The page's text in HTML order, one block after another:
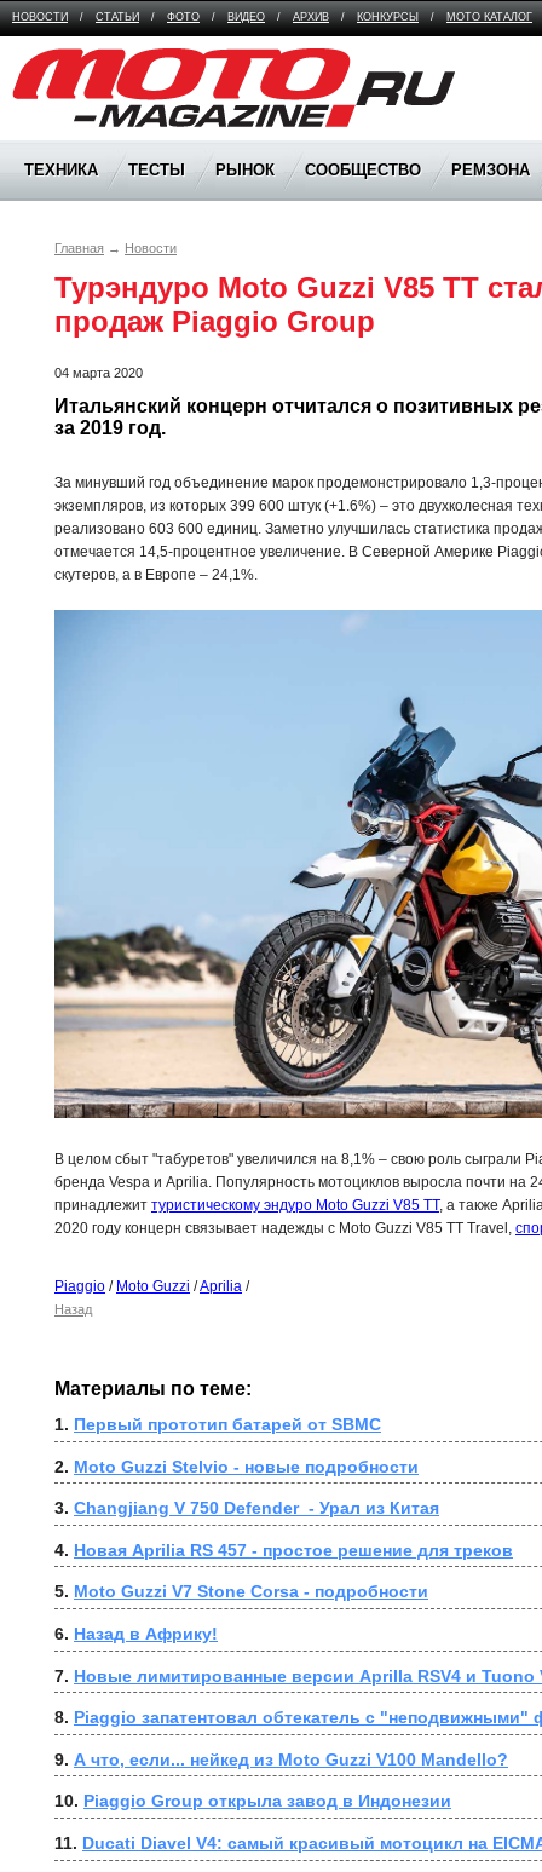
НОВОСТИ / СТАТЬИ / ФОТО / ВИДЕО / АРХИВ / КОНКУРСЫ / МОТО КАТАЛОГ
Moto Magazine
ТЕХНИКА ТЕСТЫ РЫНОК СООБЩЕСТВО РЕМЗОНА
Главная → Новости
Турэндуро Moto Guzzi V85 TT
04 марта 2020
Итальянский концерн отчитался о позитивных
за 2019 год.
За минувший год объединение марок продемонстрировало 1,3-
экземпляров, из которых 399 600 штук (+1.6%) – это двухколесная
реализовано 603 600 единиц. Заметно улучшилась статистика
отмечается 14,5-процентное увеличение. В Северной Америке
скутеров, а в Европе – 24,1%.
В целом сбыт "табуретов" увеличился на 8,1% – свою роль сыграли
бренда Vespa и Aprilia. Популярность мотоциклов выросла почти на
принадлежит туристическому эндуро Moto Guzzi V85 TT, а также
2020 году концерн связывает надежды с Moto Guzzi V85 TT Travel,
Piaggio / Moto Guzzi /Aprilia /
Назад
Материалы по теме:
1. Первый прототип батарей от SBMC
2. Moto Guzzi Stelvio - новые подробности
3. Changjiang V 750 Defender  - Урал из Китая
4. Новая Aprilia RS 457 - простое решение для треков
5. Moto Guzzi V7 Stone Corsa - подробности
6. Назад в Африку!
7. Новые лимитированные версии Aprilla RSV4 и Tuono
8. Piaggio запатентовал обтекатель с "неподвижными"
9. А что, если... нейкед из Moto Guzzi V100 Mandello?
10. Piaggio Group открыла завод в Индонезии
11. Ducati Diavel V4: самый красивый мотоцикл на